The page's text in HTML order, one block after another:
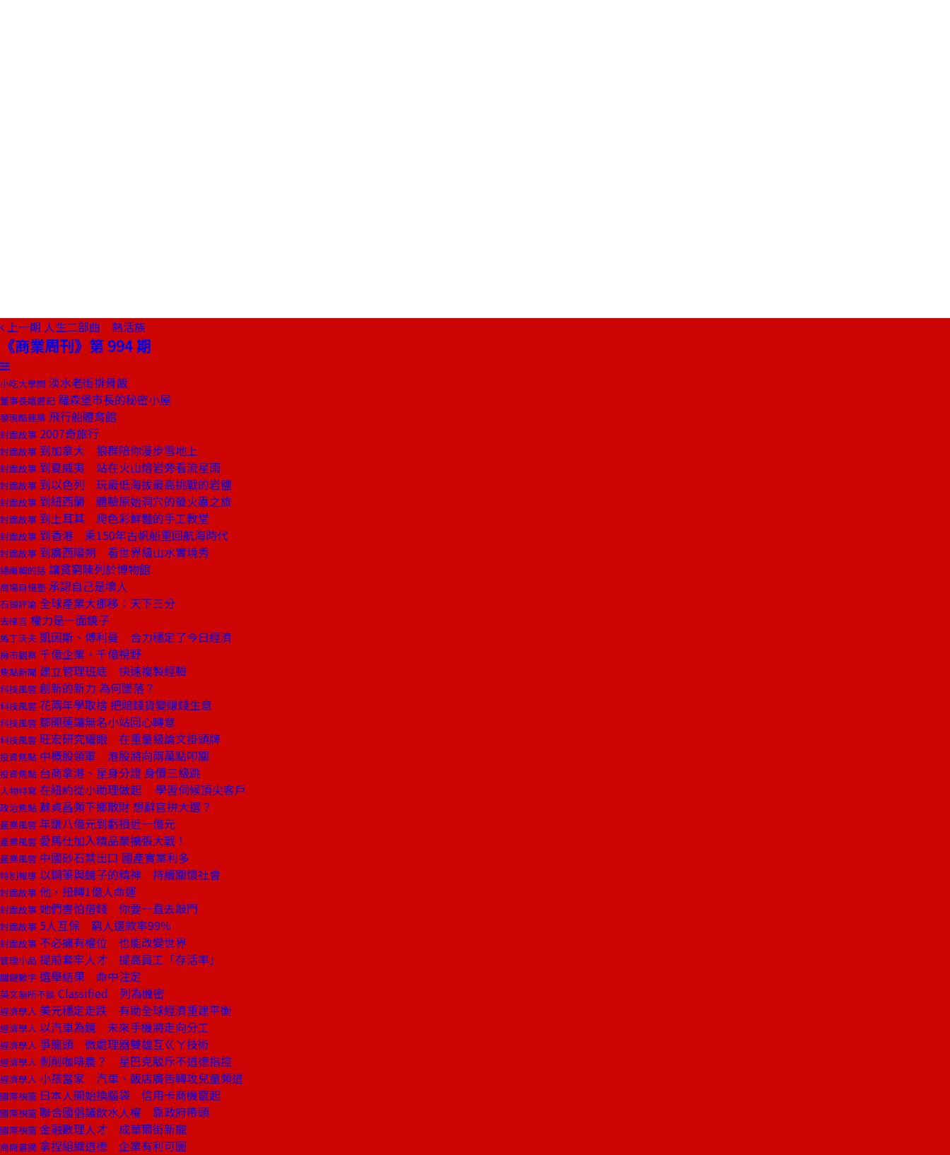
上一期 人生二部曲 熱活族
《商業周刊》第 994 期
小吃大學問 淡水老街排骨飯
董事長嬉遊記 羅森堡市長的秘密小屋
發現酷建築 飛行船體育館
封面故事 2007奇旅行
封面故事 到加拿大 狼群陪你漫步雪地上
封面故事 到夏威夷 站在火山熔岩旁看流星雨
封面故事 到以色列 玩最低海拔最高挑戰的岩鹽
封面故事 到紐西蘭 體驗原始洞穴的螢火蟲之旅
封面故事 到土耳其 爬色彩鮮豔的手工教堂
封面故事 到香港 乘150年古帆船重回航海時代
封面故事 到廣西陽朔 看世界級山水實境秀
總編輯的話 讓貧窮陳列於博物館
商場自慢塾 承認自己是壞人
石頭評論 全球產業大挪移：天下三分
去梯言 權力是一面鏡子
馬丁沃夫 凱因斯、傅利曼 合力穩定了今日經濟
房市觀察 千億企業‧千億視野
焦點新聞 建立管理班底 快速複製經驗
科技風雲 創新的新力 為何墜落？
科技風雲 花兩年學取捨 把賠錢貨變賺錢生意
科技風雲 鄒開蓮讓無名小站回心轉意
科技風雲 旺宏研究耀眼 在重量級論文掛頭牌
投資焦點 中概股領軍 港股將向兩萬點叩關
投資焦點 台商拿港、星身分證 身價三級跳
人物特寫 在紐約從小助理做起 學習伺候頂尖客戶
政治焦點 蘇貞昌頻下鄉散財 想辭官拚大選？
產業風雲 年賺八億元到虧損近一億元
產業風雲 愛馬仕加入精品業擴張大戰！
產業風雲 中國砂石禁出口 國產實業利多
特別報導 以鋼筆與鏡子的精神 持續關懷社會
封面故事 他，扭轉1億人命運
封面故事 她們害怕借錢 你要一直去敲門
封面故事 5人互保 窮人還款率99％
封面故事 不必擁有權位 也能改變世界
管理小品 提前套牢人才 提高員工「存活率」
關鍵數字 選舉結果 命中注定
英文無所不談 Classified 列為機密
經濟學人 美元穩定走跌 有助全球經濟重建平衡
經濟學人 以汽車為鏡 未來手機將走向分工
經濟學人 爭龍頭 微處理器雙雄互ㄍㄚ技術
經濟學人 剝削咖啡農？ 星巴克駁斥不道德指控
經濟學人 小孩當家 汽車、飯店廣告轉攻兒童頻道
國際視窗 日本人開始換腦袋 信用卡商機竄起
國際視窗 聯合國倡議飲水人權 靠政府帶頭
國際視窗 金融數理人才 成華爾街新寵
商周書摘 拿捏組織道德 企業有利可圖